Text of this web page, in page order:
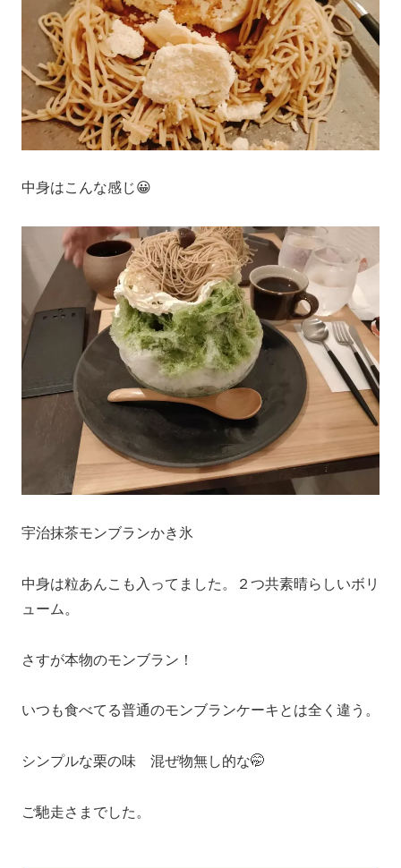
中身はこんな感じ😀
宇治抹茶モンブランかき氷
中身は粒あんこも入ってました。２つ共素晴らしいボリ
ューム。
さすが本物のモンブラン！
いつも食べてる普通のモンブランケーキとは全く違う。
シンプルな栗の味 混ぜ物無し的な🤭
ご馳走さまでした。